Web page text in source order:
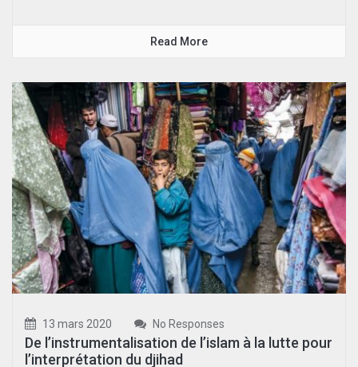
Read More
13 mars 2020 No Responses
De l’instrumentalisation de l’islam à la lutte pour
l’interprétation du djihad